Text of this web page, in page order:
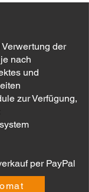
der
nach
und
zur Verfügung,
per PayPal